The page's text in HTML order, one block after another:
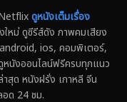
ดูหนังเต็มเรื่อง
หม่ ดูซีรีส์ดัง ภาพคมเสียง
ios, คอมพิเตอร์,
หนังออนไลน์ฟรีครบทุกแนว
สุด หนังฝรั่ง เกาหลี จีน
ด 24 ชม.